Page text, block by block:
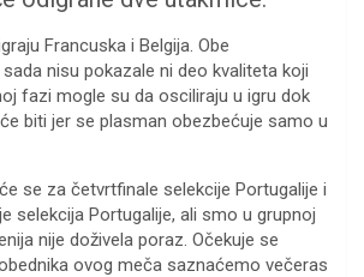
Francuska i Belgija. Obe
nisu pokazale ni deo kvaliteta koji
fazi mogle su da osciliraju u igru dok
biti jer se plasman obezbećuje samo u
se za četvrtfinale selekcije Portugalije i
selekcija Portugalije, ali smo u grupnoj
nije doživela poraz. Očekuje se
ovog meča saznaćemo večeras